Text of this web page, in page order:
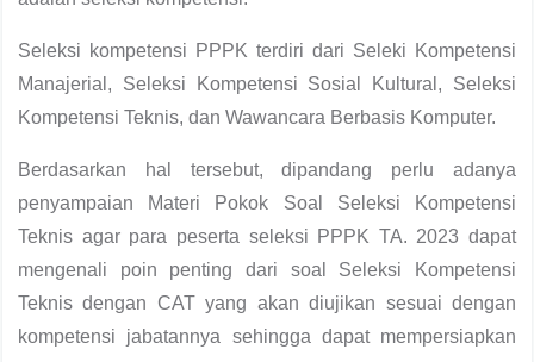
Seleksi kompetensi PPPK terdiri dari Seleki Kompetensi
Manajerial, Seleksi Kompetensi Sosial Kultural, Seleksi
Kompetensi Teknis, dan Wawancara Berbasis Komputer.
Berdasarkan hal tersebut, dipandang perlu adanya
penyampaian Materi Pokok Soal Seleksi Kompetensi
Teknis agar para peserta seleksi PPPK TA. 2023 dapat
mengenali poin penting dari soal Seleksi Kompetensi
Teknis dengan CAT yang akan diujikan sesuai dengan
kompetensi jabatannya sehingga dapat mempersiapkan